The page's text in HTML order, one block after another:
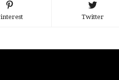
Twitter